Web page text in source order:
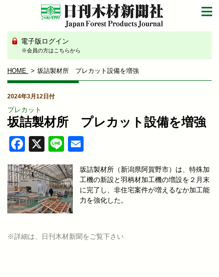
電子版ログイン
※会員の方はこちらから
HOME 坂詰製材所 プレカット設備を増強
2024年3月12日付
プレカット
坂詰製材所 プレカット設備を増強
Facebook
X Line
坂詰製材所（新潟県阿賀野市）は、特殊加
工機の新設と羽柄材加工機の増設を２月末
に完了し、非住宅案件が増えるなか加工能
力を強化した。
※詳細は、日刊木材新聞をご覧下さい